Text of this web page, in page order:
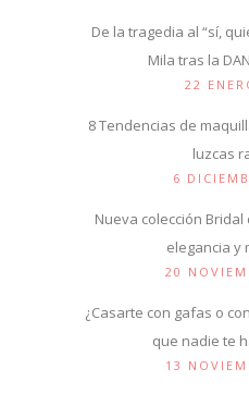
De la tragedia al “sí,
Mila tras la
22
8 Tendencias de
luzcas
6
Nueva colección
elegancia y
20
¿Casarte con gafas o
que nadie te
13